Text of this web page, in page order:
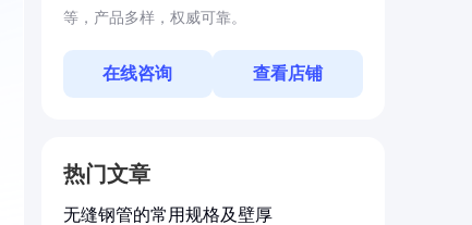
等，产品多样，权威可靠。
在线咨询 查看店铺
热门文章
无缝钢管的常用规格及壁厚